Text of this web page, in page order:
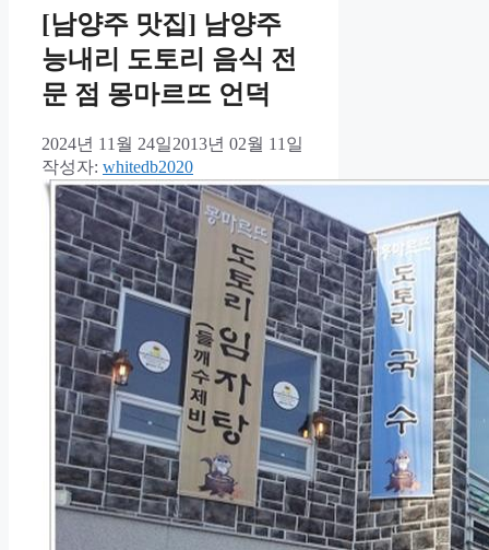
[남양주 맛집] 남양주
능내리 도토리 음식 전
문 점 몽마르뜨 언덕
2024년 11월 24일2013년 02월 11일
작성자: whitedb2020